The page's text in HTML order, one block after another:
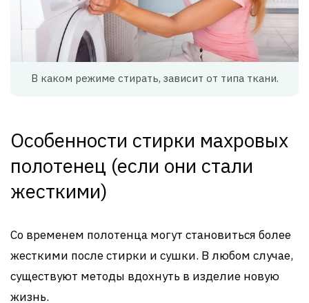
В каком режиме стирать, зависит от типа ткани.
Особенности стирки махровых
полотенец (если они стали
жесткими)
Со временем полотенца могут становиться более
жесткими после стирки и сушки. В любом случае,
существуют методы вдохнуть в изделие новую
жизнь.